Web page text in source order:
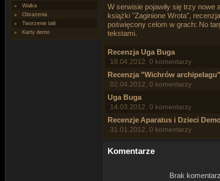
Walka
Obrażenia
Tworzenie talii
Karty demo
W serwisie pojawiły się trzy nowe
książki "Zaginione Wrota",
poświęcony celom w grach: No
tekstami.
Recenzja Uga Buga
18.04.2012, 0 komentarzy
Recenzja "Wichrów archipelagu"
02.04.2012, 0 komentarzy
Uga Buga
14.03.2012, 0 komentarzy
Recenzje Aparatus i Dzieci
31.01.2012, 0 komentarzy
Komentarze
Brak